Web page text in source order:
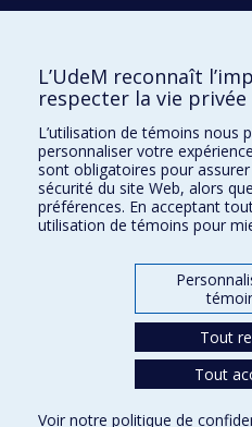
Kinésiologie et des sciences de
Orthophonie et audiologie
Réadaptation
Directions
DPC
CPASS
L’UdeM reconnaît
respecter la vie privée
L’utilisation de témoins nous
personnaliser votre
sont obligatoires pour
sécurité du site Web, alors
préférences. En acceptant
utilisation de témoins pour
Tout
Tout
Voir notre politique de